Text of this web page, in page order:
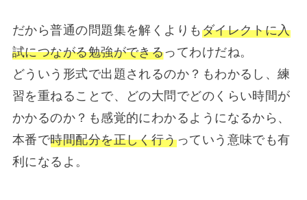
だから普通の問題集を解くよりも ダイレクトに入
試につながる勉強ができるってわけだね。
どういう形式で出題されるのか？もわかるし、練
習を重ねることで、どの大問でどのくらい時間が
かかるのか？も感覚的にわかるようになるから、
本番で時間配分を正しく行うっていう意味でも有
利になるよ。